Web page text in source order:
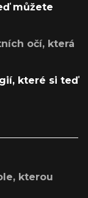
můžete
očí, která
které si teď
kterou